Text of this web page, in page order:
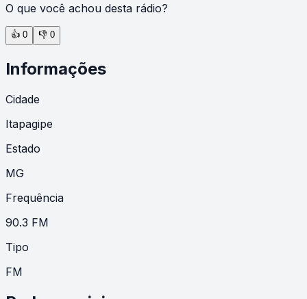
O que você achou desta rádio?
👍 0 👎 0
Informações
Cidade
Itapagipe
Estado
MG
Frequência
90.3 FM
Tipo
FM